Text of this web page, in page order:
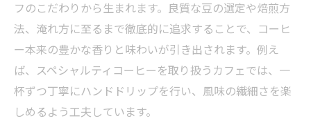
フのこだわりから生まれます。良質な豆の選定や焙煎方
法、淹れ方に至るまで徹底的に追求することで、コーヒ
ー本来の豊かな香りと味わいが引き出されます。例え
ば、スペシャルティコーヒーを取り扱うカフェでは、一
杯ずつ丁寧にハンドドリップを行い、風味の繊細さを楽
しめるよう工夫しています。